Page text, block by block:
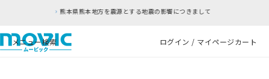
熊本県熊本地方を震源とする地震の影響につきまして
メニュー検索 ログイン / マイページカート